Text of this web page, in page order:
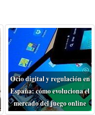
Ocio digital y regulación en
España: cómo evoluciona el
mercado del juego online